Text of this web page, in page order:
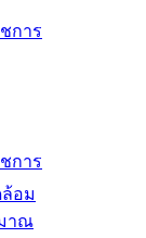
การ
อม
าณ
การ
หล่งน้ำโดยไม่มี
ำให้แหล่งน้ำ
ารน้ำเสียชุมชน
บำบัดน้ำเสีย
กไขมันและบ่อ